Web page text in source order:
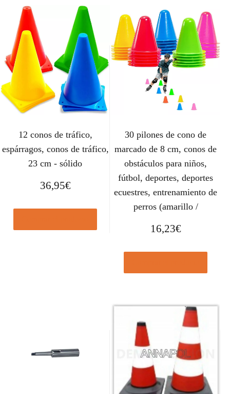
12 conos de tráfico,
espárragos, conos de tráfico,
23 cm - sólido
36,95€
30 pilones de cono de
marcado de 8 cm, conos de
obstáculos para niños,
fútbol, ​​deportes, deportes
ecuestres, entrenamiento de
perros (amarillo /
16,23€